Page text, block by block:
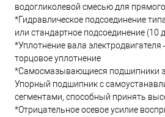
водогликолевой смесью для
*Гидравлическое подсоединение
или стандартное подсоединение (10
*Уплотнение вала
торцовое уплотнение
*Самосмазывающиеся подшипники
Упорный подшипник с
сегментами, способный принять
*Отрицательное осевое усилие